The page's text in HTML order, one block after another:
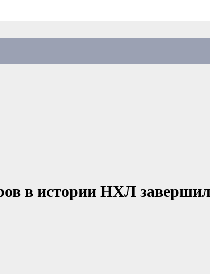
в истории НХЛ